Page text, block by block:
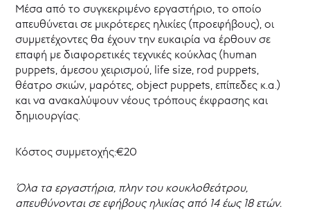
Μέσα από το συγκεκριμένο εργαστήριo, το οποίο
απευθύνεται σε μικρότερες ηλικίες (προεφήβους), οι
συμμετέχοντες θα έχουν την ευκαιρία να έρθουν σε
επαφή με διαφορετικές τεχνικές κούκλας (human
puppets, άμεσου χειρισμού, life size, rod puppets,
θέατρο σκιών, μαρότες, object puppets, επίπεδες κ.α.)
και να ανακαλύψουν νέους τρόπους έκφρασης και
δημιουργίας.
Κόστος συμμετοχής:€20
Όλα τα εργαστήρια, πλην του κουκλοθεάτρου,
απευθύνονται σε εφήβους ηλικίας από 14 έως 18 ετών.